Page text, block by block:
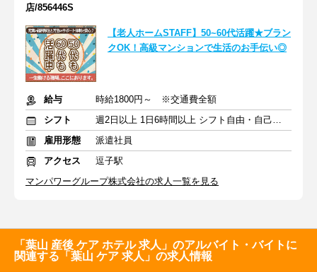
店/856446S
【老人ホームSTAFF】50~60代活躍★ブラン
クOK！高級マンションで生活のお手伝い◎
給与
時給1800円～ ※交通費全額
シフト
週2日以上 1日6時間以上 シフト自由・自己申告
雇用形態
派遣社員
アクセス
逗子駅
マンパワーグループ株式会社の求人一覧を見る
「葉山 産後 ケア ホテル 求人」のアルバイト・バイトに
関連する「葉山 ケア 求人」の求人情報